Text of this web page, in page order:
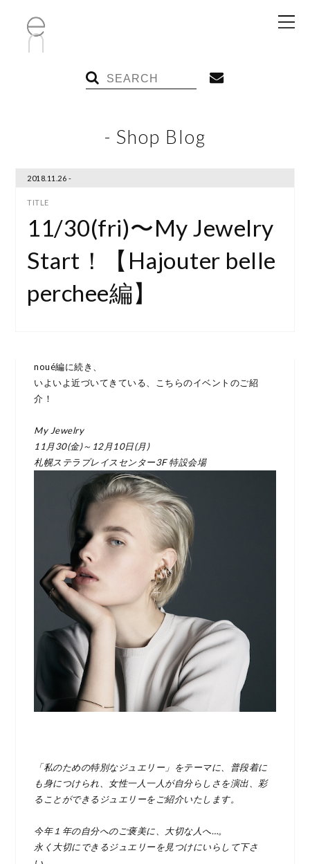
- Shop Blog
2018.11.26 -
11/30(fri)〜My Jewelry
Start！【Hajouter belle
perchee編】
noué編に続き、
いよいよ近づいてきている、こちらのイベントのご紹
介！
My Jewelry
11月30(金)～ 12月10日(月)
札幌ステラプレイスセンター3F特設会場
「私のための特別なジュエリー」をテーマに、普段着に
も身につけられ、女性一人一人が自分らしさを演出、彩
ることができるジュエリーをご紹介いたします。
今年１年の自分へのご褒美に、大切な人へ…。
永く大切にできるジュエリーを見つけにいらして下さ